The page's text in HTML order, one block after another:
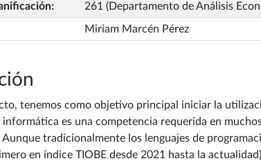
: 261 (Departamento de Análisis
Miriam Marcén Pérez
tenemos como objetivo principal iniciar la
informática es una competencia requerida en
tradicionalmente los lenguajes de
en índice TIOBE desde 2021 hasta la